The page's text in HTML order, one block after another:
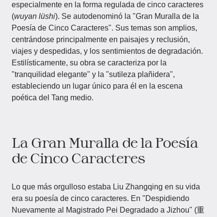
especialmente en la forma regulada de cinco caracteres
(wuyan lüshi). Se autodenominó la "Gran Muralla de la
Poesía de Cinco Caracteres". Sus temas son amplios,
centrándose principalmente en paisajes y reclusión,
viajes y despedidas, y los sentimientos de degradación.
Estilísticamente, su obra se caracteriza por la
"tranquilidad elegante" y la "sutileza plañidera",
estableciendo un lugar único para él en la escena
poética del Tang medio.
La Gran Muralla de la Poesía
de Cinco Caracteres
Lo que más orgulloso estaba Liu Zhangqing en su vida
era su poesía de cinco caracteres. En "Despidiendo
Nuevamente al Magistrado Pei Degradado a Jizhou" (重